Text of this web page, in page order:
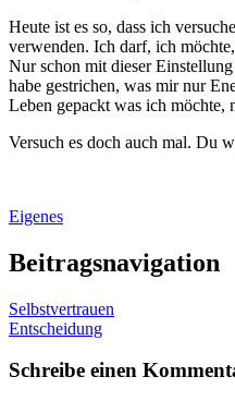
Heute ist es so, dass ich
verwenden. Ich darf, ich
Nur schon mit dieser
habe gestrichen, was mir nur
Leben gepackt was ich möchte,
Versuch es doch auch mal. Du
Eigenes
Beitragsnavigation
Selbstvertrauen
Entscheidung
Schreibe einen